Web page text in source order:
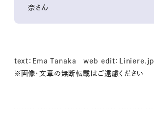
奈さん
text：Ema Tanaka web edit：Liniere.jp
※画像・文章の無断転載はご遠慮ください